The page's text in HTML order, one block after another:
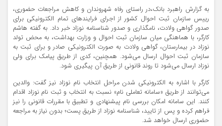
به گزارش راهبرد بانک،در راستای رفاه شهروندان و کاهش مراجعات حضوری،
رییس سازمان ثبت احوال کشور از اجرای فرایندهای تمام‌ الکترونیکی برای
صدور گواهی ولادت، نامگذاری و صدور شناسنامه نوزاد خبر داد. به گفته هاشم
کارگر، با هماهنگی میان سازمان ثبت احوال و وزارت بهداشت، به محض تولد
نوزاد در بیمارستان، گواهی ولادت به صورت الکترونیکی صادر و برای ثبت به
سازمان ثبت احوال ارسال می‌شود. همچنین، کدی از طریق پیامک برای ولی
نوزاد ارسال می‌شود تا روند قانونی از طریق آن پیگیری شود.
کارگر با اشاره به الکترونیکی شدن مراحل انتخاب نام نوزاد نیز گفت: والدین
می‌توانند از طریق «سامانه تعاملی نام» نسبت به انتخاب و ثبت نام نوزاد اقدام
کنند. این سامانه امکان بررسی نام پیشنهادی و تطبیق با مقررات قانونی را نیز
فراهم کرده و پس از تایید، شناسنامه نوزاد از طریق پست؛ بدون نیاز به مراجعه
حضوری ارسال خواهد شد.